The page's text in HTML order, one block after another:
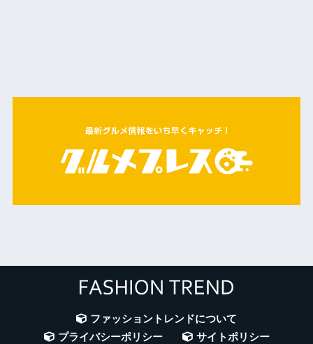
ファッショントレンドについて
プライバシーポリシー
サイトポリシー